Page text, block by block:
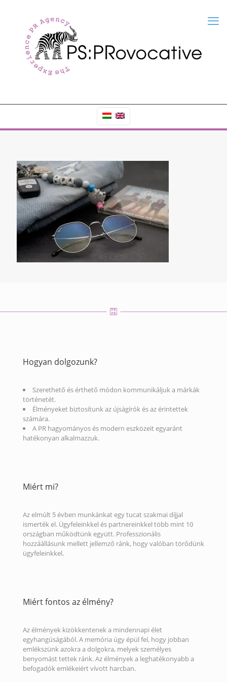
Hogyan dolgozunk?
Szerethető és érthető módon kommunikáljuk a márkák
történetét.
Élményeket biztosítunk az újságírók és az érintettek
számára.
A PR hagyományos és modern eszközeit egyaránt
hatékonyan alkalmazzuk.
Miért mi?
Az elmúlt 5 évben munkánkat egy tucat szakmai díjjal
ismerték el. Ügyfeleinkkel és partnereinkkel több mint 10
országban működtünk együtt. Professzionális
hozzáállásunk mellett jellemző ránk, hogy valóban törődünk
ügyfeleinkkel.
Miért fontos az élmény?
Az élmények kizökkentenek a mindennapi élet
egyhangúságából. A memória úgy épül fel, hogy jobban
emlékszünk azokra a dolgokra, melyek személyes
benyomást tettek ránk. Az élmények a leghatékonyabb a
befogadók emlékeiért vívott harcban.